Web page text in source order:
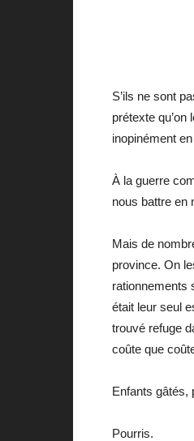
S’ils ne sont
prétexte
inopinément
À la guerre
nous battre en
Mais de
province. On
rationnements
était leur seul
trouvé refuge
coûte que
Enfants gâtés,
Pourris.